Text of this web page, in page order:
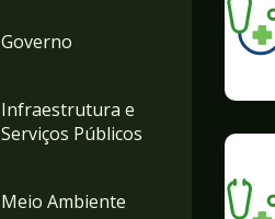
Governo
Infraestrutura e
Serviços Públicos
Meio Ambiente